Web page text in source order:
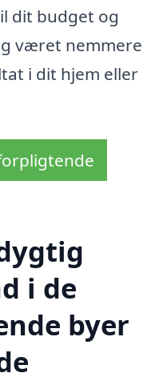
dit budget og
været nemmere
i dit hjem eller
i de
byer